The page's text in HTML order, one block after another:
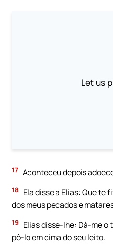
Let us
17 Aconteceu depois
18
Ela disse a Elias: Que te
dos meus pecados e
19
Elias disse-lhe: Dá-me o
pô-lo em cima do seu leito.